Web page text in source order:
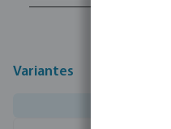
Variantes